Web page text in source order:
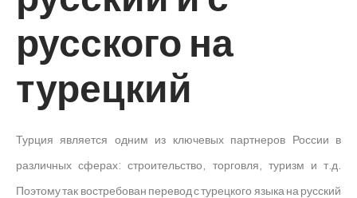
русского на
турецкий
Турция является одним из ключевых партнеров России в
различных сферах: строительство, торговля, туризм и т.д.
Поэтому так востребован перевод с турецкого языка на русский